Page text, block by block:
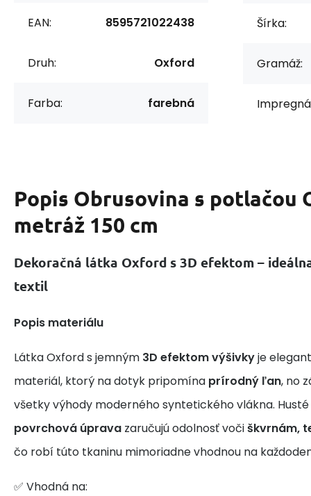
EAN: 8595721022438
Druh: Oxford
Farba: farebná
Šírka:
Gramáž:
Popis Obrusovina s potlačou
metráž 150 cm
Dekoračná látka Oxford s 3D efektom –
textil
Popis materiálu
Látka Oxford s jemným 3D efektom výšivkyje
materiál, ktorý na dotyk pripomína prírodný ľan, no
všetky výhody moderného syntetického vlákna.
povrchová úprava zaručujú odolnosť vočiškvrnám,
čo robí túto tkaninu mimoriadne vhodnou na
✅ Vhodná na: